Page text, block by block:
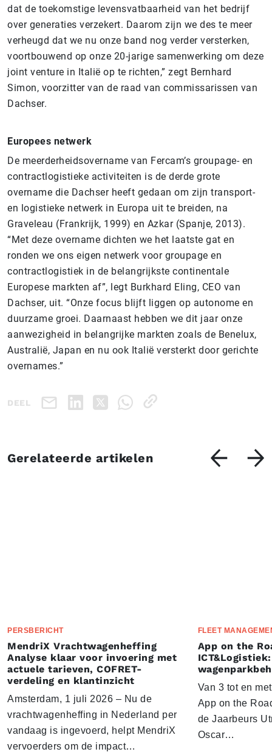
dat de toekomstige levensvatbaarheid van het bedrijf
over generaties verzekert. Daarom zijn we des te meer
verheugd dat we nu onze band nog verder versterken,
voortbouwend op onze 20-jarige samenwerking om deze
joint venture in Italië op te richten,” zegt Bernhard
Simon, voorzitter van de raad van commissarissen van
Dachser.
Europees netwerk
De meerderheidsovername van Fercam’s groupage- en
contractlogistieke activiteiten is de derde grote
overname die Dachser heeft gedaan om zijn transport-
en logistieke netwerk in Europa uit te breiden, na
Graveleau (Frankrijk, 1999) en Azkar (Spanje, 2013).
“Met deze overname dichten we het laatste gat en
ronden we ons eigen netwerk voor groupage en
contractlogistiek in de belangrijkste continentale
Europese markten af”, legt Burkhard Eling, CEO van
Dachser, uit. “Onze focus blijft liggen op autonome en
duurzame groei. Daarnaast hebben we dit jaar onze
aanwezigheid in belangrijke markten zoals de Benelux,
Australië, Japan en nu ook Italië versterkt door gerichte
overnames.”
DEEL
Gerelateerde artikelen
PERSBERICHT
MendriX Vrachtwagenheffing
Analyse klaar voor invoering met
actuele tarieven, COFRET-
verdeling en klantinzicht
Amsterdam, 1 juli 2026 – Nu de
vrachtwagenheffing in Nederland per
vandaag is ingevoerd, helpt MendriX
vervoerders om de impact…
FLEET
App on the
Van 3 tot en
App on the
de Jaarbeurs
Oscar…